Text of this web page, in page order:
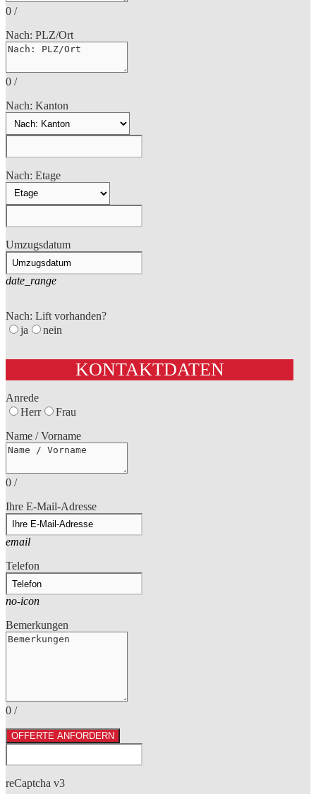
0 /
Nach: PLZ/Ort
0 /
Nach: Kanton
Nach: Etage
Umzugsdatum
date_range
Nach: Lift vorhanden?
ja
nein
KONTAKTDATEN
Anrede
Herr
Frau
Name / Vorname
0 /
Ihre E-Mail-Adresse
email
Telefon
no-icon
Bemerkungen
0 /
OFFERTE ANFORDERN
reCaptcha v3